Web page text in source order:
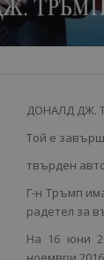
ДОНАЛД ДЖ.
Той е
твърден
Г-н Тръмп
радетел за
На 16 юни